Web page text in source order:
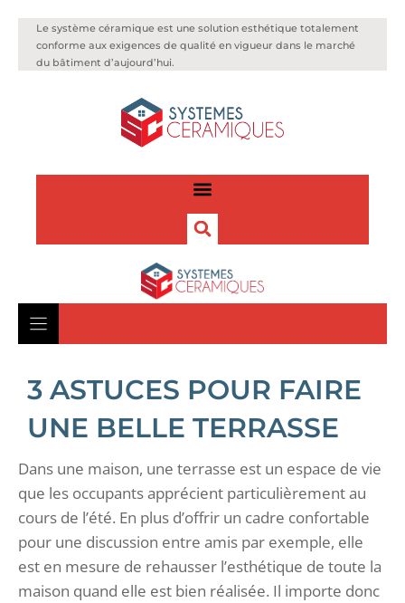
Le système céramique est une solution esthétique totalement
conforme aux exigences de qualité en vigueur dans le marché
du bâtiment d’aujourd’hui.
3 ASTUCES POUR FAIRE
UNE BELLE TERRASSE
Dans une maison, une terrasse est un espace de vie
que les occupants apprécient particulièrement au
cours de l’été. En plus d’offrir un cadre confortable
pour une discussion entre amis par exemple, elle
est en mesure de rehausser l’esthétique de toute la
maison quand elle est bien réalisée. Il importe donc